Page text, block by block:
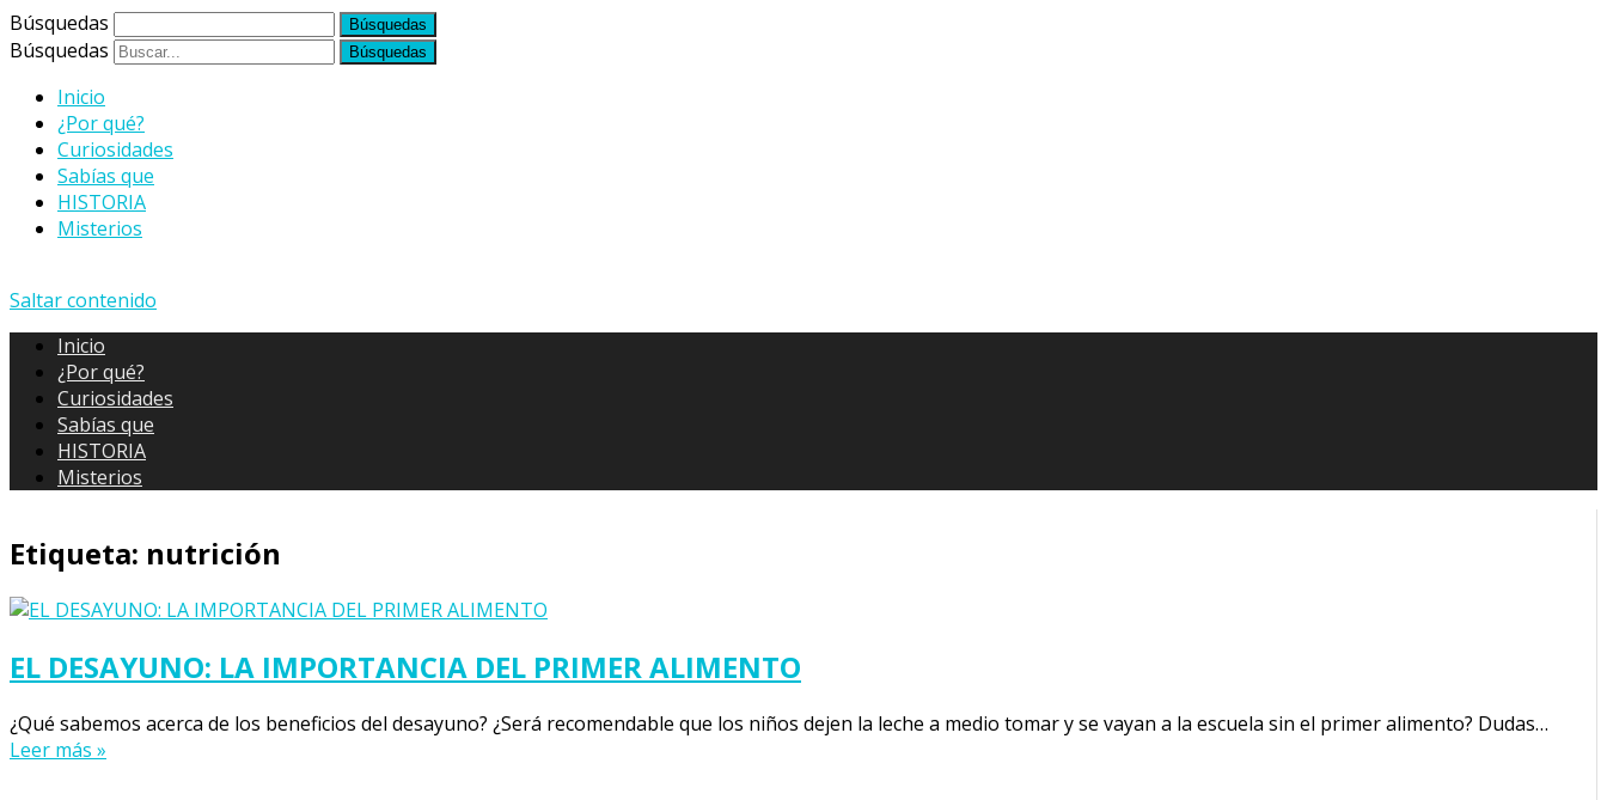
Búsquedas
Búsquedas
Inicio
¿Por qué?
Curiosidades
Sabías que
HISTORIA
Misterios
Saltar contenido
Inicio
¿Por qué?
Curiosidades
Sabías que
HISTORIA
Misterios
Etiqueta: nutrición
EL DESAYUNO: LA IMPORTANCIA DEL PRIMER ALIMENTO
¿Qué sabemos acerca de los beneficios del desayuno? ¿Será recomendable que los niños dejen la leche a medio tomar y se vayan a la escuela sin el primer alimento? Dudas…
Leer más »